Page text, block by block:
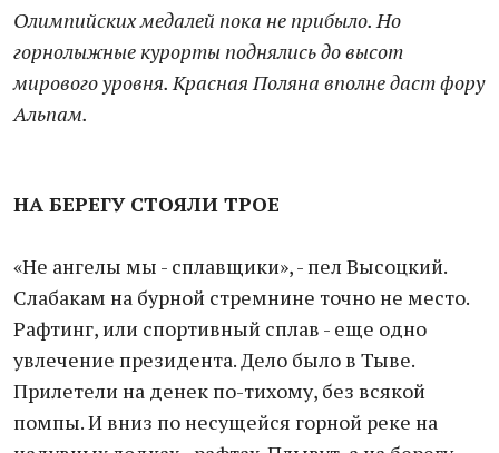
Олимпийских медалей пока не прибыло. Но
горнолыжные курорты поднялись до высот
мирового уровня. Красная Поляна вполне даст фору
Альпам.
НА БЕРЕГУ СТОЯЛИ ТРОЕ
«Не ангелы мы - сплавщики», - пел Высоцкий.
Слабакам на бурной стремнине точно не место.
Рафтинг, или спортивный сплав - еще одно
увлечение президента. Дело было в Тыве.
Прилетели на денек по-тихому, без всякой
помпы. И вниз по несущейся горной реке на